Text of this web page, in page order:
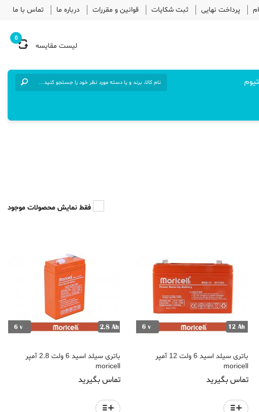
پرداخت نهایی ثبت شکایات قوانین و مقررات درباره ما تماس با ما
لیست مقایسه
0
فقط نمایش محصولات موجود
باتری سیلد اسید 6 ولت 12 آمپر
moricell
تماس بگیرید
باتری سیلد اسید 6 ولت 2.8 آمپر
moricell
تماس بگیرید